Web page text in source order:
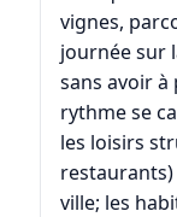
vignes,
journée sur
sans avoir à
rythme se
les loisirs
ville; les